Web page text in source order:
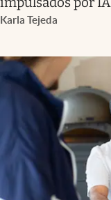
Karla Tejeda